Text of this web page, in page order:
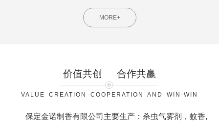
MORE+
价值共创 合作共赢
VALUE CREATION COOPERATION AND WIN-WIN
保定金诺制香有限公司主要生产：杀虫气雾剂，蚊香,